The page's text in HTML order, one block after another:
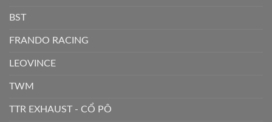
BST
FRANDO RACING
LEOVINCE
TWM
TTR EXHAUST - CỔ PÔ